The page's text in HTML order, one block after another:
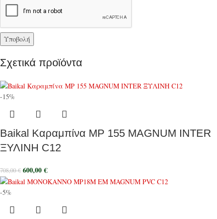
Σχετικά προϊόντα
-15%
Baikal Καραμπίνα MP 155 MAGNUM INTER
ΞΥΛΙΝΗ C12
708,00€ 600,00€
-5%